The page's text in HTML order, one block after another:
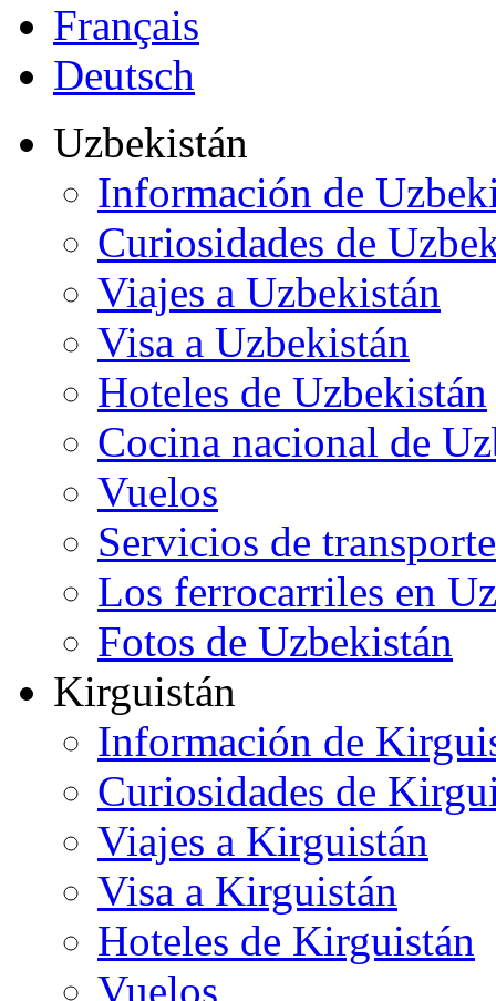
Français
Deutsch
Uzbekistán
Información de
Curiosidades de
Viajes a Uzbekistán
Visa a Uzbekistán
Hoteles de Uzbekistán
Cocina nacional de
Vuelos
Servicios de transporte
Los ferrocarriles en
Fotos de Uzbekistán
Kirguistán
Información de
Curiosidades de
Viajes a Kirguistán
Visa a Kirguistán
Hoteles de Kirguistán
Vuelos